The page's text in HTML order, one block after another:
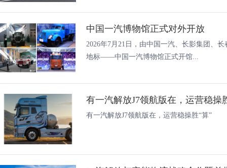
中国一汽博物馆正式对外开放
2026年7月21日，由中国一汽、长影集团、
地标——中国一汽博物馆正式开馆...
有一汽解放J7领航版在，运营稳操
有一汽解放J7领航版在，运营稳操胜“算”